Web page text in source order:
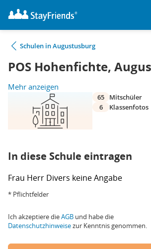
Schulen in Augustusburg
POS Hohenfichte,
Mehr anzeigen
65
Mitschüler
6
Klassenfotos
In diese Schule eintragen
Frau Herr Divers keine Angabe
* Pflichtfelder
Ich akzeptiere dieAGB und habe die
Datenschutzhinweisezur Kenntnis genommen.